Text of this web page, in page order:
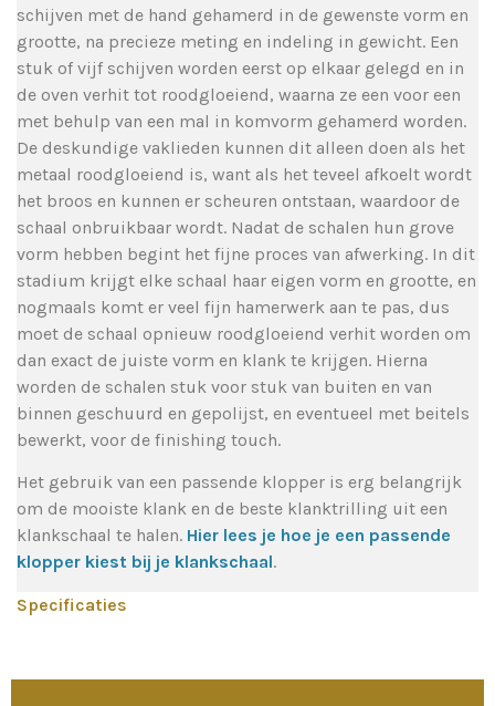
schijven met de hand gehamerd in de gewenste vorm en
grootte, na precieze meting en indeling in gewicht. Een
stuk of vijf schijven worden eerst op elkaar gelegd en in
de oven verhit tot roodgloeiend, waarna ze een voor een
met behulp van een mal in komvorm gehamerd worden.
De deskundige vaklieden kunnen dit alleen doen als het
metaal roodgloeiend is, want als het teveel afkoelt wordt
het broos en kunnen er scheuren ontstaan, waardoor de
schaal onbruikbaar wordt. Nadat de schalen hun grove
vorm hebben begint het fijne proces van afwerking. In dit
stadium krijgt elke schaal haar eigen vorm en grootte, en
nogmaals komt er veel fijn hamerwerk aan te pas, dus
moet de schaal opnieuw roodgloeiend verhit worden om
dan exact de juiste vorm en klank te krijgen. Hierna
worden de schalen stuk voor stuk van buiten en van
binnen geschuurd en gepolijst, en eventueel met beitels
bewerkt, voor de finishing touch.
Het gebruik van een passende klopper is erg belangrijk
om de mooiste klank en de beste klanktrilling uit een
klankschaal te halen. Hier lees je hoe je een passende
klopper kiest bij je klankschaal.
Specificaties